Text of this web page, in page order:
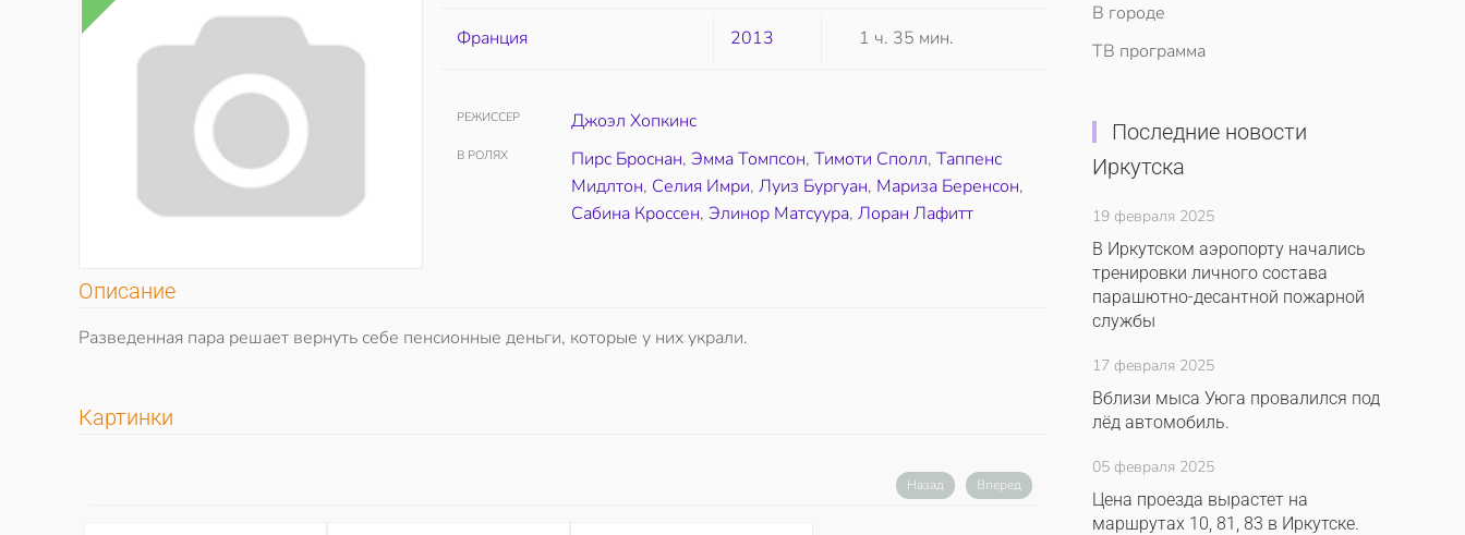
Франция 2013 1 ч. 35 мин.
РЕЖИССЕР Джоэл Хопкинс
В РОЛЯХ Пирс Броснан,Эмма Томпсон,Тимоти Сполл,Таппенс
Мидлтон, Селия Имри,Луиз Бургуан, Мариза Беренсон,
Сабина Кроссен,Элинор Матсуура,Лоран Лафитт
Описание
Разведенная пара решает вернуть себе пенсионные деньги, которые у них украли.
Картинки
Назад Вперед
В городе
ТВ программа
Последние новости
Иркутска
19 февраля 2025
В Иркутском аэропорту начались
тренировки личного состава
парашютно-десантной пожарной
службы
17 февраля 2025
Вблизи мыса Уюга провалился под
лёд автомобиль.
05 февраля 2025
Цена проезда вырастет на
маршрутах 10, 81, 83 в Иркутске.